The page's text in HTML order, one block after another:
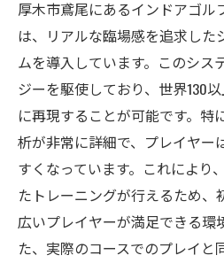
厚木市鳶尾にあるインドアゴル
は、リアルな臨場感を追求した
ムを導入しています。このシス
ジーを駆使しており、世界130
に再現することが可能です。特
析が非常に詳細で、プレイヤー
すくなっています。これにより
たトレーニングが行えるため
広いプレイヤーが満足できる環
た、実際のコースでのプレイと